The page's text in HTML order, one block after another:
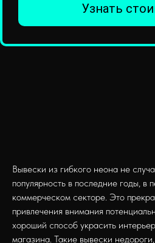
Узнать
Вывески из гибкого неона не
популярность в последние годы, в
коммерческом секторе. Это
привлечения внимания
хороший способ украсить
магазина. Такие вывески